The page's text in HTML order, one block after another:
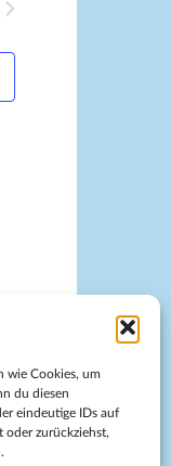
wie Cookies, um
du diesen
eindeutige IDs auf
oder zurückziehst,